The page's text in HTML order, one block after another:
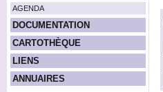
AGENDA
DOCUMENTATION
CARTOTHÈQUE
LIENS
ANNUAIRES